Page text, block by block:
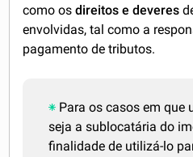
como osdireitos e deveres
envolvidas, tal como a
pagamento de tributos.
Para os casos em que
seja a sublocatária do
finalidade de utilizá-lo